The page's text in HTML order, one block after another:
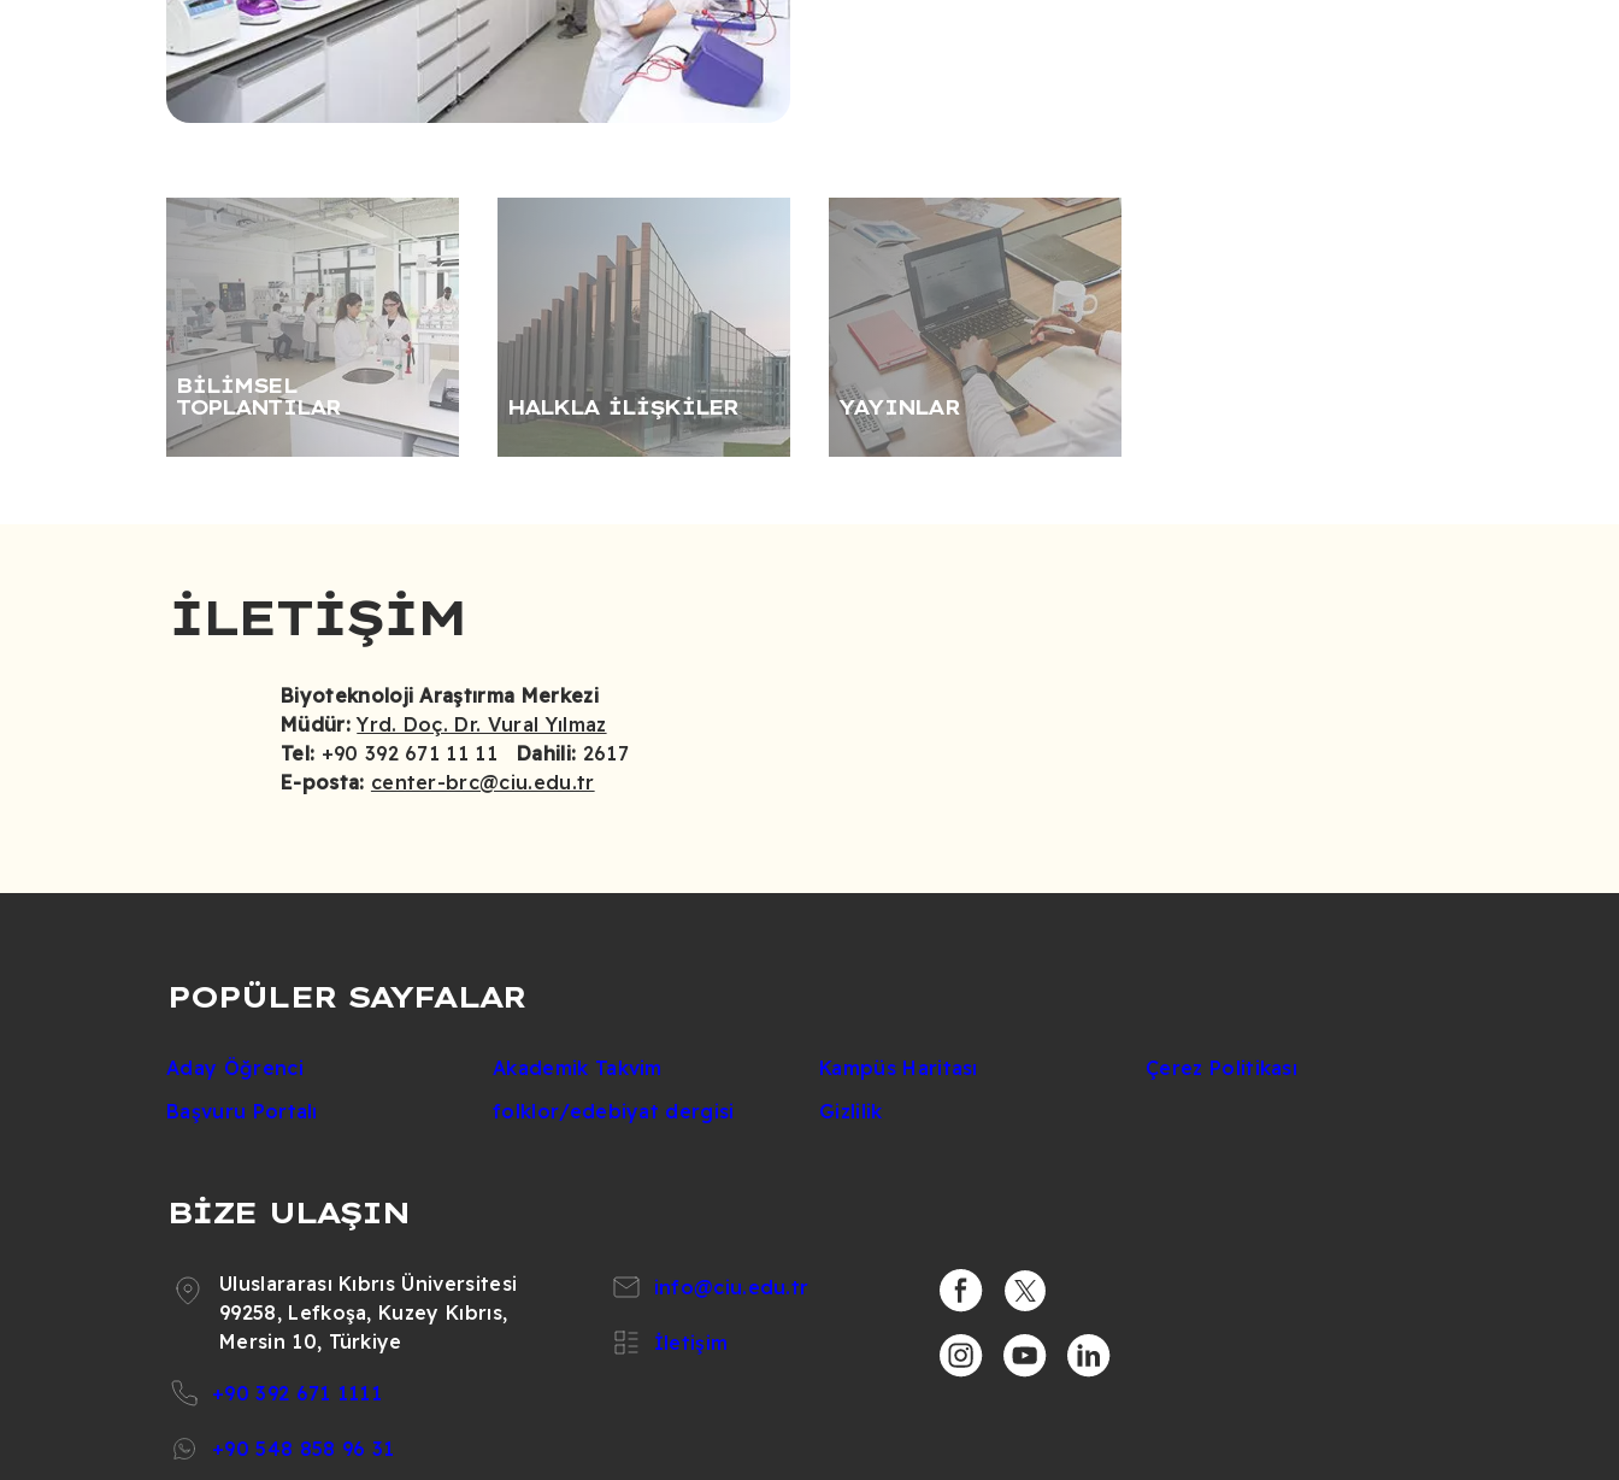
BILIMSEL
TOPLANTILAR
HALKLA İLIŞKILER YAYINLAR
İLETIŞIM
Biyoteknoloji Araştırma Merkezi
Müdür: Yrd. Doç. Dr. Vural Yılmaz
Tel: +90 392 671 11 11 Dahili: 2617
E-posta: center-brc@ciu.edu.tr
POPÜLER SAYFALAR
Aday Öğrenci
Başvuru Portalı
Akademik Takvim
folklor/edebiyat dergisi
Kampüs Haritası
Gizlilik
Çerez Politikası
BİZE ULAŞIN
Uluslararası Kıbrıs Üniversitesi
99258, Lefkoşa, Kuzey Kıbrıs,
Mersin 10, Türkiye
+90 392 671 1111
+90 548 858 96 31
info@ciu.edu.tr
İletişim